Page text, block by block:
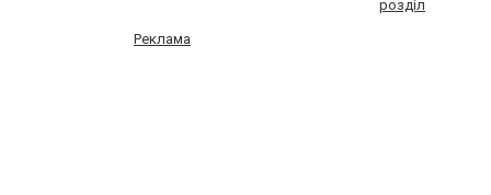
розділ
Реклама